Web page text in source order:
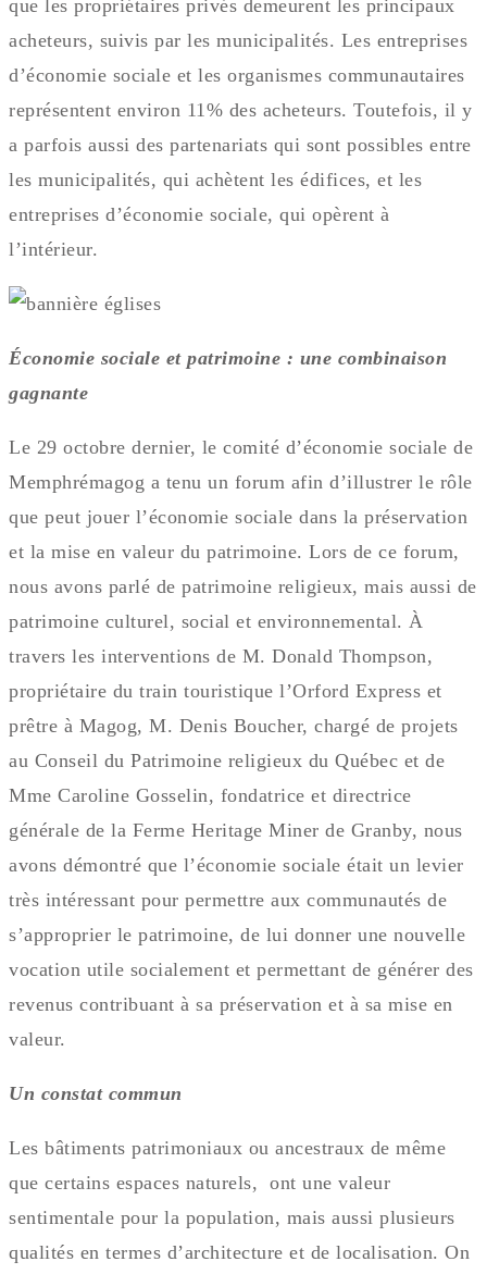
que les propriétaires privés demeurent les principaux
acheteurs, suivis par les municipalités. Les entreprises
d’économie sociale et les organismes communautaires
représentent environ 11% des acheteurs. Toutefois, il y
a parfois aussi des partenariats qui sont possibles entre
les municipalités, qui achètent les édifices, et les
entreprises d’économie sociale, qui opèrent à
l’intérieur.
Économie sociale et patrimoine : une combinaison
gagnante
Le 29 octobre dernier, le comité d’économie sociale de
Memphrémagog a tenu un forum afin d’illustrer le rôle
que peut jouer l’économie sociale dans la préservation
et la mise en valeur du patrimoine. Lors de ce forum,
nous avons parlé de patrimoine religieux, mais aussi de
patrimoine culturel, social et environnemental. À
travers les interventions de M. Donald Thompson,
propriétaire du train touristique l’Orford Express et
prêtre à Magog, M. Denis Boucher, chargé de projets
au Conseil du Patrimoine religieux du Québec et de
Mme Caroline Gosselin, fondatrice et directrice
générale de la Ferme Heritage Miner de Granby, nous
avons démontré que l’économie sociale était un levier
très intéressant pour permettre aux communautés de
s’approprier le patrimoine, de lui donner une nouvelle
vocation utile socialement et permettant de générer des
revenus contribuant à sa préservation et à sa mise en
valeur.
Un constat commun
Les bâtiments patrimoniaux ou ancestraux de même
que certains espaces naturels, ont une valeur
sentimentale pour la population, mais aussi plusieurs
qualités en termes d’architecture et de localisation. On